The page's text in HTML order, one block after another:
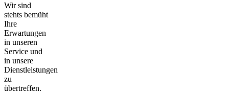
Wir sind
stehts bemüht
Ihre
Erwartungen
in unseren
Service und
in unsere
Dienstleistungen
zu
übertreffen.